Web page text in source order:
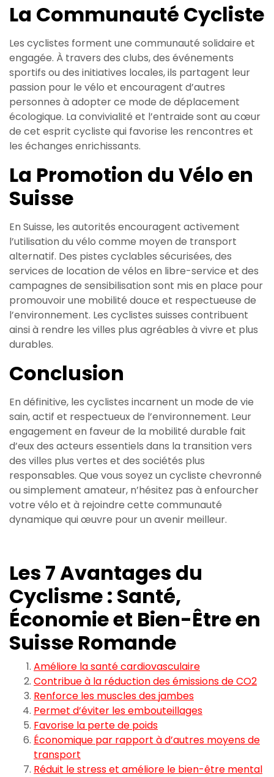
La Communauté Cycliste
Les cyclistes forment une communauté solidaire et
engagée. À travers des clubs, des événements
sportifs ou des initiatives locales, ils partagent leur
passion pour le vélo et encouragent d’autres
personnes à adopter ce mode de déplacement
écologique. La convivialité et l’entraide sont au cœur
de cet esprit cycliste qui favorise les rencontres et
les échanges enrichissants.
La Promotion du Vélo en
Suisse
En Suisse, les autorités encouragent activement
l’utilisation du vélo comme moyen de transport
alternatif. Des pistes cyclables sécurisées, des
services de location de vélos en libre-service et des
campagnes de sensibilisation sont mis en place pour
promouvoir une mobilité douce et respectueuse de
l’environnement. Les cyclistes suisses contribuent
ainsi à rendre les villes plus agréables à vivre et plus
durables.
Conclusion
En définitive, les cyclistes incarnent un mode de vie
sain, actif et respectueux de l’environnement. Leur
engagement en faveur de la mobilité durable fait
d’eux des acteurs essentiels dans la transition vers
des villes plus vertes et des sociétés plus
responsables. Que vous soyez un cycliste chevronné
ou simplement amateur, n’hésitez pas à enfourcher
votre vélo et à rejoindre cette communauté
dynamique qui œuvre pour un avenir meilleur.
Les 7 Avantages du
Cyclisme : Santé,
Économie et Bien-Être en
Suisse Romande
Améliore la santé cardiovasculaire
Contribue à la réduction des émissions de CO2
Renforce les muscles des jambes
Permet d’éviter les embouteillages
Favorise la perte de poids
Économique par rapport à d’autres moyens de
transport
Réduit le stress et améliore le bien-être mental